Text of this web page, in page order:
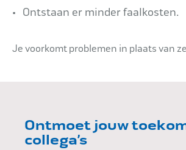
Ontstaan er minder faalkosten.
Je voorkomt problemen in plaats van
Ontmoet jouw
collega’s